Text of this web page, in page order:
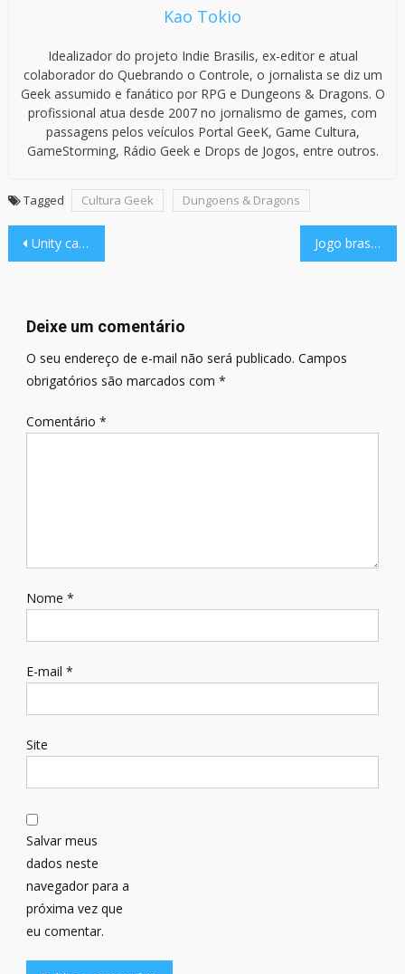
Kao Tokio
Idealizador do projeto Indie Brasilis, ex-editor e atual
colaborador do Quebrando o Controle, o jornalista se diz um
Geek assumido e fanático por RPG e Dungeons & Dragons. O
profissional atua desde 2007 no jornalismo de games, com
passagens pelos veículos Portal GeeK, Game Cultura,
GameStorming, Rádio Geek e Drops de Jogos, entre outros.
Tagged Cultura Geek Dungoens & Dragons
Navegação
Post
Unity cancela ‘Runtime Fee’, sua polêmica taxa de tempo de execução Jogo brasileiro BagDex ganha cards colecionáveis Geekmon Capture
Deixe um comentário
O seu endereço de e-mail não será publicado. Campos
obrigatórios são marcados com *
Comentário *
Nome *
E-mail *
Site
Salvar meus
dados neste
navegador para a
próxima vez que
eu comentar.